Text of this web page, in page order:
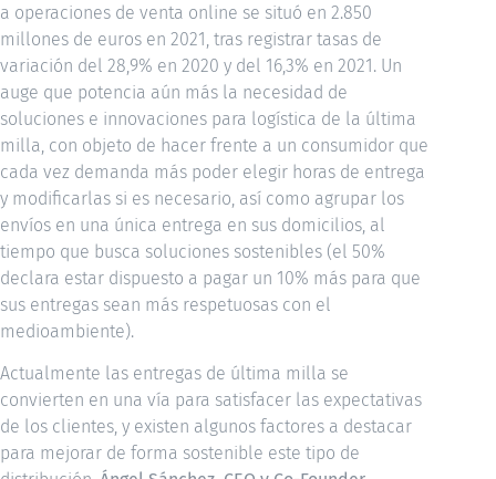
a operaciones de venta online se situó en 2.850
millones de euros en 2021, tras registrar tasas de
variación del 28,9% en 2020 y del 16,3% en 2021. Un
auge que potencia aún más la necesidad de
soluciones e innovaciones para logística de la última
milla, con objeto de hacer frente a un consumidor que
cada vez demanda más poder elegir horas de entrega
y modificarlas si es necesario, así como agrupar los
envíos en una única entrega en sus domicilios, al
tiempo que busca soluciones sostenibles (el 50%
declara estar dispuesto a pagar un 10% más para que
sus entregas sean más respetuosas con el
medioambiente).
Actualmente las entregas de última milla se
convierten en una vía para satisfacer las expectativas
de los clientes, y existen algunos factores a destacar
para mejorar de forma sostenible este tipo de